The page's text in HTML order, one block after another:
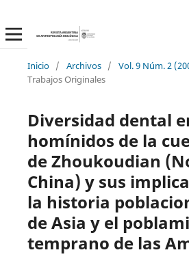
Inicio / Archivos / Vol. 9 Núm. 2
Trabajos Originales
Diversidad dental
homínidos de la
de Zhoukoudian
China) y sus
la historia
de Asia y el
temprano de las